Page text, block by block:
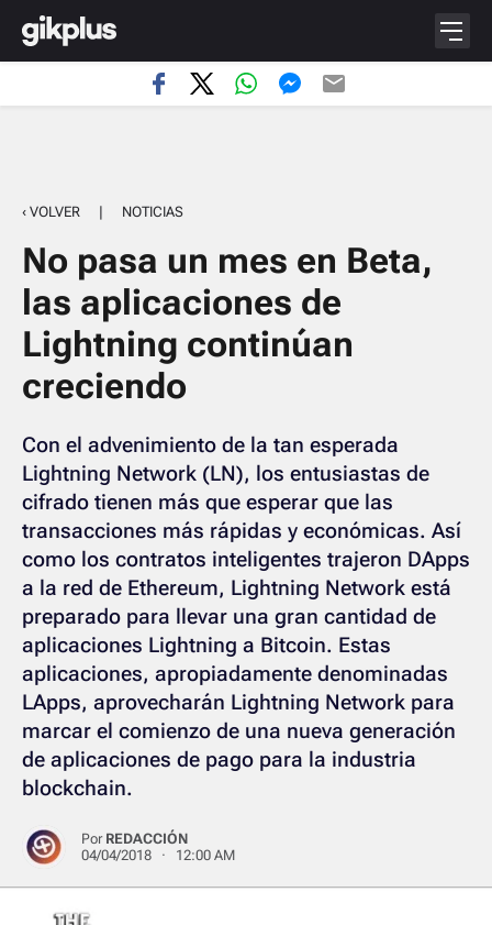
‹ VOLVER | NOTICIAS
No pasa un mes en Beta,
las aplicaciones de
Lightning continúan
creciendo
Con el advenimiento de la tan esperada
Lightning Network (LN), los entusiastas de
cifrado tienen más que esperar que las
transacciones más rápidas y económicas. Así
como los contratos inteligentes trajeron DApps
a la red de Ethereum, Lightning Network está
preparado para llevar una gran cantidad de
aplicaciones Lightning a Bitcoin. Estas
aplicaciones, apropiadamente denominadas
LApps, aprovecharán Lightning Network para
marcar el comienzo de una nueva generación
de aplicaciones de pago para la industria
blockchain.
Por REDACCIÓN
04/04/2018 · 12:00 AM